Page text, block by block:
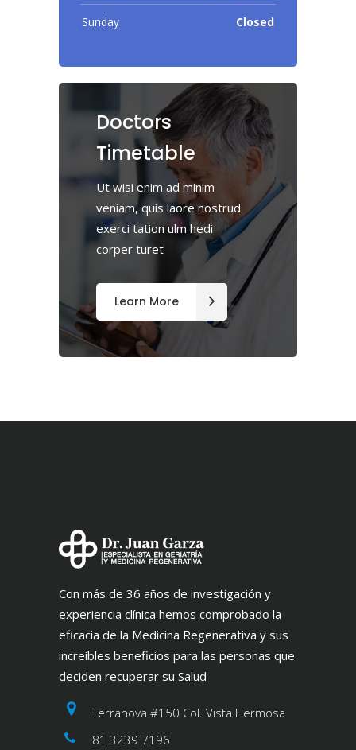
Sunday Closed
Doctors
Timetable
Ut wisi enim ad minim
veniam, quis laore nostrud
exerci tation ulm hedi
corper turet
Learn More
Con más de 36 años de investigación y
experiencia clínica hemos comprobado la
eficacia de la Medicina Regenerativa y sus
increíbles beneficios para las personas que
deciden recuperar su Salud
Terranova #150 Col. Vista Hermosa
81 3239 7196